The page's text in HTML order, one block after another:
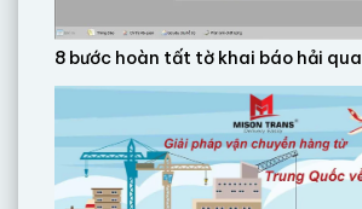
8 bước hoàn tất tờ khai báo hải